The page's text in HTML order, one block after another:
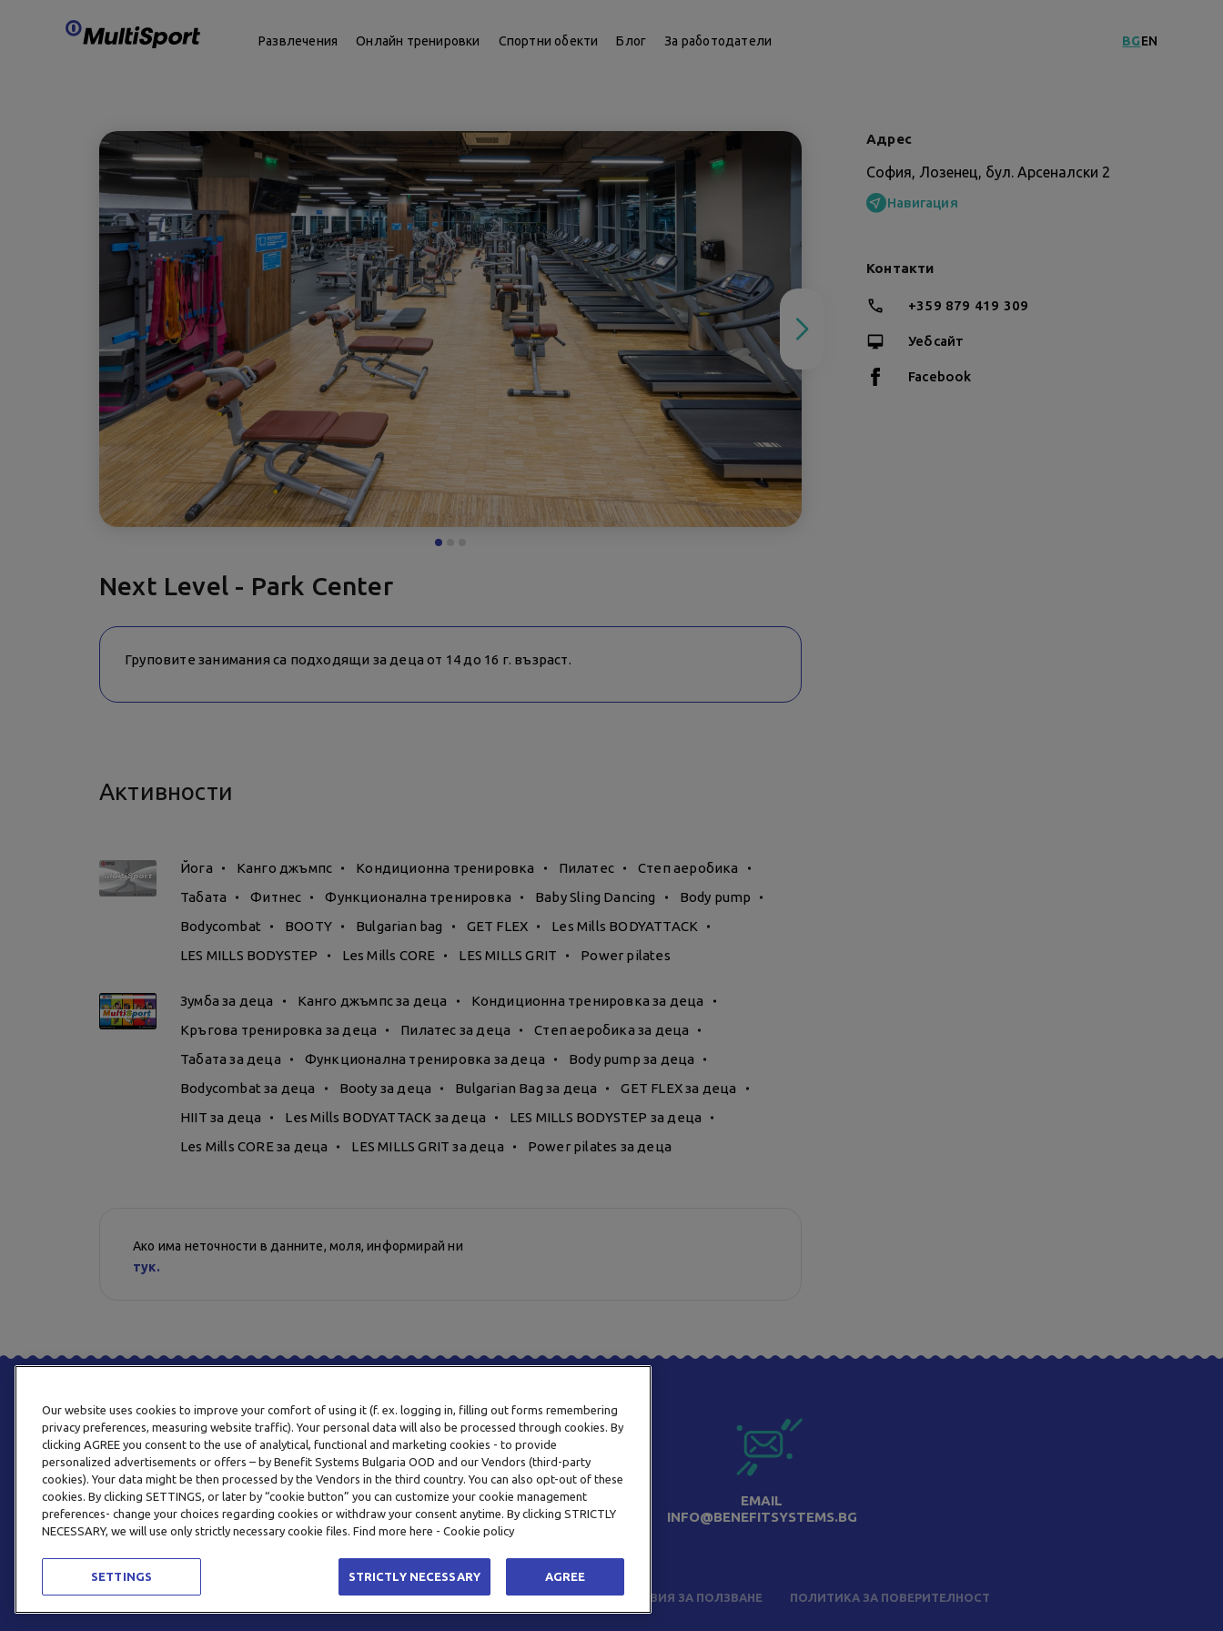
Развлечения Онлайн тренировки Спортни обекти Блог За работодатели BGEN
Next Level - Park Center
Груповите занимания са подходящи за деца от 14 до 16 г. възраст.
Активности
Йога Канго джъмпс Кондиционна тренировка Пилатес
Степ аеробика
Табата
Фитнес Функционална тренировка Baby Sling Dancing
Body pump
Bodycombat
BOOTY Bulgarian bag GET FLEX
Les Mills BODYATTACK
LES MILLS BODYSTEP
Les Mills CORE LES MILLS GRIT Power pilates
Зумба за деца Канго джъмпс за деца
Кондиционна тренировка за деца
Кръгова тренировка за деца
Пилатес за деца
Степ аеробика за деца
Табата за деца
Функционална тренировка за деца
Body pump за деца
Bodycombat за деца
Booty за деца Bulgarian Bag за деца
GET FLEX за деца
HIIT за деца
Les Mills BODYATTACK за деца
LES MILLS BODYSTEP за деца
Les Mills CORE за деца
LES MILLS GRIT за деца Power pilates за деца
Ако има неточности в данните, моля, информирай ни
тук.
Адрес
София, Лозенец, бул. Арсеналски 2
Навигация
Контакти
+359 879 419 309
Уебсайт
Facebook
ТЕЛЕФОН
0800 123 92
EMAIL
INFO@BENEFITSYSTEMS.BG
© 2026 BENEFIT SYSTEMS ЧЕСТО ЗАДАВАНИ ВЪПРОСИ УСЛОВИЯ ЗА ПОЛЗВАНЕ ПОЛИТИКА ЗА ПОВЕРИТЕЛНОСТ
Our website uses cookies to improve your comfort of using it (f. ex. logging in, filling out forms remembering
privacy preferences, measuring website traffic). Your personal data will also be processed through cookies. By
clicking AGREE you consent to the use of analytical, functional and marketing cookies - to provide
personalized advertisements or offers – by Benefit Systems Bulgaria OOD and our Vendors (third-party
cookies). Your data might be then processed by the Vendors in the third country. You can also opt-out of these
cookies. By clicking SETTINGS, or later by “cookie button” you can customize your cookie management
preferences- change your choices regarding cookies or withdraw your consent anytime. By clicking STRICTLY
NECESSARY, we will use only strictly necessary cookie files. Find more here - Cookie policy
SETTINGS STRICTLY NECESSARY AGREE